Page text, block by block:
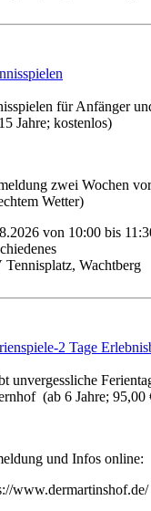
für Anfänger
Jahre; kostenlos)
zwei Wochen
Wetter)
von 10:00 bis
Tennisplatz, Wachtberg
2 Tage
unvergessliche
(ab 6 Jahre; 95,00
und Infos online:
www.dermartinshof.de/